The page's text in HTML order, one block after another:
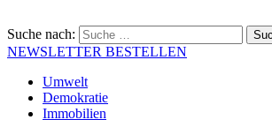
Suche nach:
NEWSLETTER BESTELLEN
Umwelt
Demokratie
Immobilien